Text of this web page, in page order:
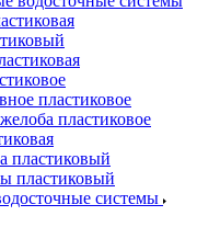
пластиковое
пластиковое
пластиковый
пластиковый
системы